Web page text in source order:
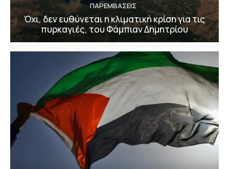
ΠΑΡΕΜΒΑΣΕΙΣ
Όχι, δεν ευθύνεται η κλιματική κρίση για τις
πυρκαγιές, του Φάμπιαν Δημητρίου